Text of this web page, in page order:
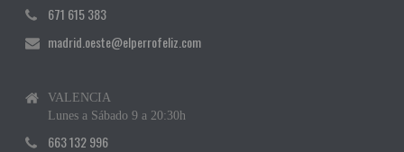
671 615 383
madrid.oeste@elperrofeliz.com
VALENCIA
Lunes a Sábado 9 a 20:30h
663 132 996